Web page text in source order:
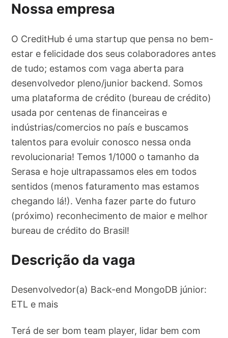
Nossa empresa
O CreditHub é uma startup que pensa no bem-
estar e felicidade dos seus colaboradores antes
de tudo; estamos com vaga aberta para
desenvolvedor pleno/junior backend. Somos
uma plataforma de crédito (bureau de crédito)
usada por centenas de financeiras e
indústrias/comercios no país e buscamos
talentos para evoluir conosco nessa onda
revolucionaria! Temos 1/1000 o tamanho da
Serasa e hoje ultrapassamos eles em todos
sentidos (menos faturamento mas estamos
chegando lá!). Venha fazer parte do futuro
(próximo) reconhecimento de maior e melhor
bureau de crédito do Brasil!
Descrição da vaga
Desenvolvedor(a) Back-end MongoDB júnior:
ETL e mais
Terá de ser bom team player, lidar bem com